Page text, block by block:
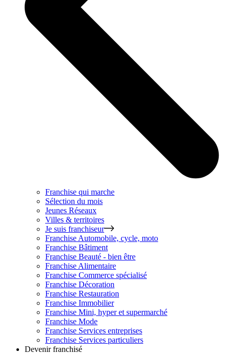
Franchise qui marche
Sélection du mois
Jeunes Réseaux
Villes & territoires
Je suis franchiseur
Franchise Automobile, cycle, moto
Franchise Bâtiment
Franchise Beauté - bien être
Franchise Alimentaire
Franchise Commerce spécialisé
Franchise Décoration
Franchise Restauration
Franchise Immobilier
Franchise Mini, hyper et supermarché
Franchise Mode
Franchise Services entreprises
Franchise Services particuliers
Devenir franchisé